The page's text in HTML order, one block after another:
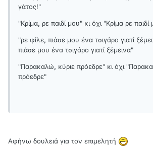
γάτος!"
"Κρίμα, ρε παιδί μου" κι όχι "Κρίμα ρε παιδί
"ρε φίλε, πιάσε μου ένα τσιγάρο γιατί
πιάσε μου ένα τσιγάρο γιατί ξέμεινα"
"Παρακαλώ, κύριε πρόεδρε" κι όχι
πρόεδρε"
Αφήνω δουλειά για τον επιμελητή